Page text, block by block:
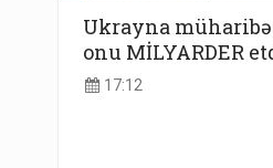
Ukrayna
onu MİLYARDER
17:12